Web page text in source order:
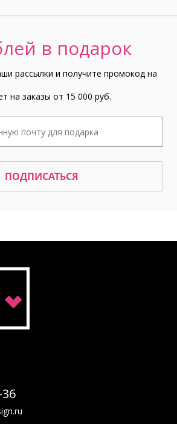
в подарок
рассылки и получите промокод на
на заказы от 15 000 руб.
ПОДПИСАТЬСЯ